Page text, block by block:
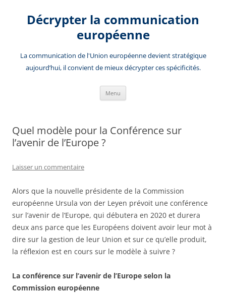
contenuDécrypter la communication
européenne
La communication de l'Union européenne devient stratégique
aujourd’hui, il convient de mieux décrypter ces spécificités.
Menu
Quel modèle pour la Conférence sur
l’avenir de l’Europe ?
Laisser un commentaire
Alors que la nouvelle présidente de la Commission
européenne Ursula von der Leyen prévoit une conférence
sur l’avenir de l’Europe, qui débutera en 2020 et durera
deux ans parce que les Européens doivent avoir leur mot à
dire sur la gestion de leur Union et sur ce qu’elle produit,
la réflexion est en cours sur le modèle à suivre ?
La conférence sur l’avenir de l’Europe selon la
Commission européenne